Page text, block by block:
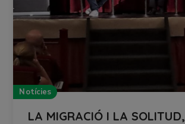
Notícies
LA MIGRACIÓ I LA SOLITUD,